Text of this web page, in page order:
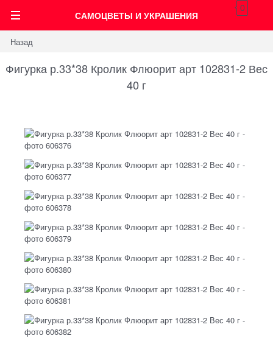
САМОЦВЕТЫ И УКРАШЕНИЯ
0
Назад
Фигурка р.33*38 Кролик Флюорит арт 102831-2 Вес
40 г